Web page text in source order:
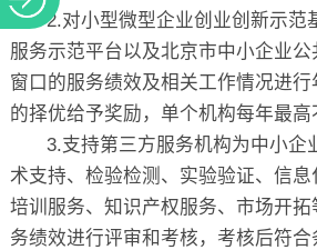
2.对小型微型企业创业创新示范
服务示范平台以及北京市中小企业
窗口的服务绩效及相关工作情况进
的择优给予奖励，单个机构每年最高
3.支持第三方服务机构为中小企
术支持、检验检测、实验验证、信息
培训服务、知识产权服务、市场开
务绩效进行评审和考核，考核后符